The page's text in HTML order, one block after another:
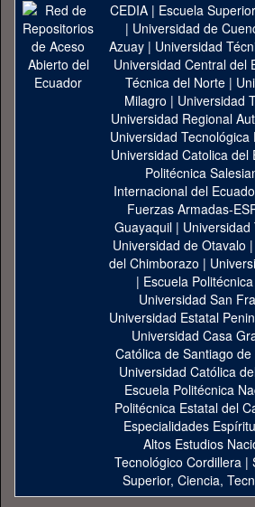
CEDIA| Escuela
| Universidad de
Azuay| Universidad
Universidad Central del
Técnica del Norte |
Milagro | Universidad
Universidad Regional
Universidad Tecnológica
Universidad Catolica del
Politécnica
Internacional del
Fuerzas Armadas-
Guayaquil|
Universidad de Otavalo |
del Chimborazo |
| Escuela
Universidad San
Universidad Estatal
Universidad Casa
Católica de Santiago
Universidad Católica
Escuela Politécnica
Politécnica Estatal del
Especialidades
Altos Estudios
Tecnológico Cordillera |
Superior, Ciencia,